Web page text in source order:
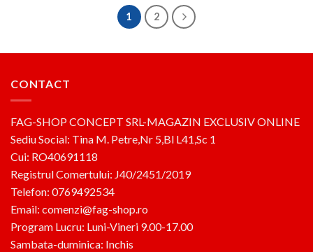
1 2
CONTACT
FAG-SHOP CONCEPT SRL-MAGAZIN EXCLUSIV ONLINE
Sediu Social: Tina M. Petre,Nr 5,Bl L41,Sc 1
Cui: RO40691118
Registrul Comertului: J40/2451/2019
Telefon: 0769492534
Email: comenzi@fag-shop.ro
Program Lucru: Luni-Vineri 9.00-17.00
Sambata-duminica: Inchis